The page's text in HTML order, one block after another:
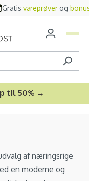
til 50% →
af næringsrige
en moderne og